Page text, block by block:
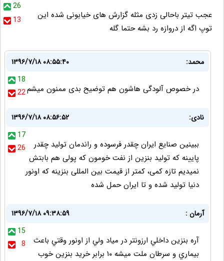
26
13
عجب تیتر باحالی زدی مثله گزارش های خیابونی شده این
توپ اگه از دروازه رد بشه حتما گله
محمد:
۱۳۹۶/۷/۱۸ ۰۸:۵۵:۴۰
18
22در خصوص آلودگی هاشون هم توضیح بدی ممنون میشم
نادی:
۱۳۹۶/۷/۱۸ ۰۸:۵۶:۵۲
17
26
ببینین صنایع ایران چقدر فرسوده و راندمان تولید چقدر
پایینه که تولید بنزین از نفت خومون که پولی هم بابتش
نمیدیم تازه کمی، کمتر از قیمت بین المللی بنزینه که اونور
دنیا تولید شده و تا ایران حمل شده
آرمان :
۱۳۹۶/۷/۱۸ ۰۹:۳۸:۵۹
15
8
آره بنزين داخلي ارزونتر در مياد ولي از اونور وقتي باعث
بيماري و سرطان ملت ميشه ١٠ برابر خريد بنزين خوب